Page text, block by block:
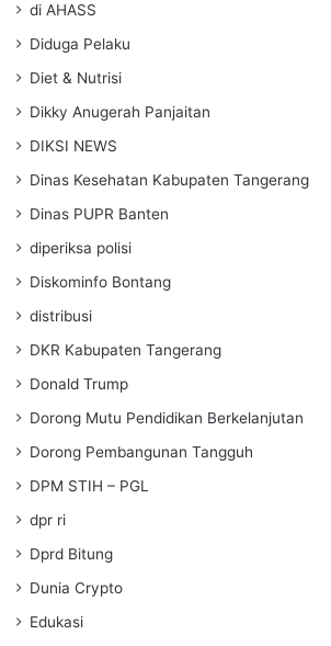
di AHASS
Diduga Pelaku
Diet & Nutrisi
Dikky Anugerah Panjaitan
DIKSI NEWS
Dinas Kesehatan Kabupaten Tangerang
Dinas PUPR Banten
diperiksa polisi
Diskominfo Bontang
distribusi
DKR Kabupaten Tangerang
Donald Trump
Dorong Mutu Pendidikan Berkelanjutan
Dorong Pembangunan Tangguh
DPM STIH – PGL
dpr ri
Dprd Bitung
Dunia Crypto
Edukasi